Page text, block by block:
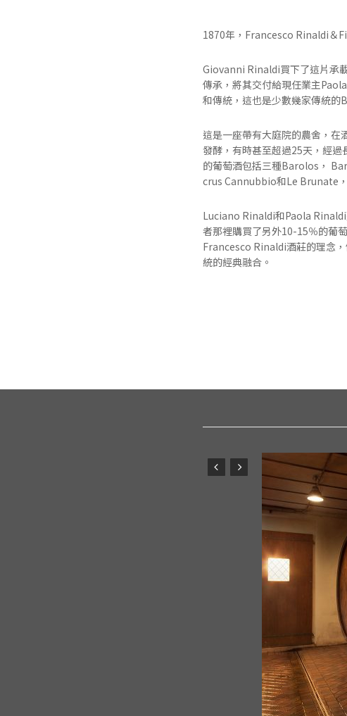
1870年，Francesco Rinaldi＆
Giovanni Rinaldi買下了這片承
傳承，將其交付給現任業主
和傳統，這也是少數幾家傳統的
這是一座帶有大庭院的農舍，在
發酵，有時甚至超過25天，經
的葡萄酒包括三種Barolos，
crus Cannubbio和Le Brunate
Luciano Rinaldi和Paola Rinaldi
者那裡購買了另外10-15％的葡
Francesco Rinaldi酒莊的理念
統的經典融合。